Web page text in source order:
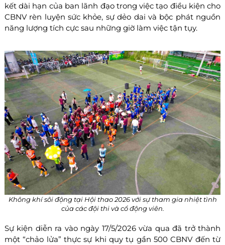
kết dài hạn của ban lãnh đạo trong việc tạo điều kiện cho
CBNV rèn luyện sức khỏe, sự dẻo dai và bộc phát nguồn
năng lượng tích cực sau những giờ làm việc tận tụy.
Không khí sôi động tại Hội thao 2026 với sự tham gia nhiệt tình
của các đội thi và cổ động viên.
Sự kiện diễn ra vào ngày 17/5/2026 vừa qua đã trở thành
một “chảo lửa” thực sự khi quy tụ gần 500 CBNV đến từ